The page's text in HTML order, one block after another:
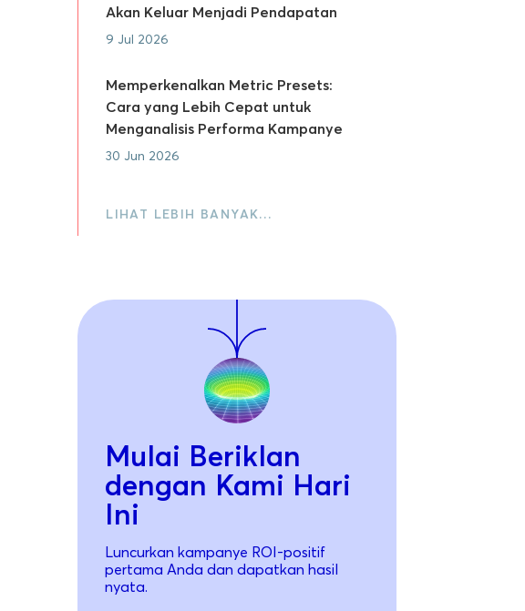
Akan Keluar Menjadi Pendapatan
9 Jul 2026
Memperkenalkan Metric Presets:
Cara yang Lebih Cepat untuk
Menganalisis Performa Kampanye
30 Jun 2026
LIHAT LEBIH BANYAK…
Mulai Beriklan
dengan Kami Hari
Ini
Luncurkan kampanye ROI-positif
pertama Anda dan dapatkan hasil
nyata.